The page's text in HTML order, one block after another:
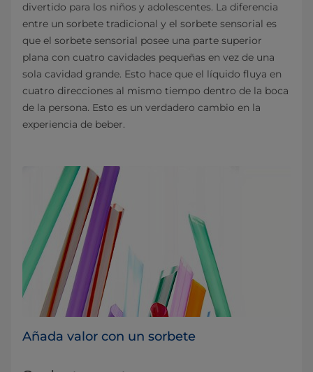
divertido para los niños y adolescentes. La diferencia
entre un sorbete tradicional y el sorbete sensorial es
que el sorbete sensorial posee una parte superior
plana con cuatro cavidades pequeñas en vez de una
sola cavidad grande. Esto hace que el líquido fluya en
cuatro direcciones al mismo tiempo dentro de la boca
de la persona. Esto es un verdadero cambio en la
experiencia de beber.
Añada valor con un sorbete